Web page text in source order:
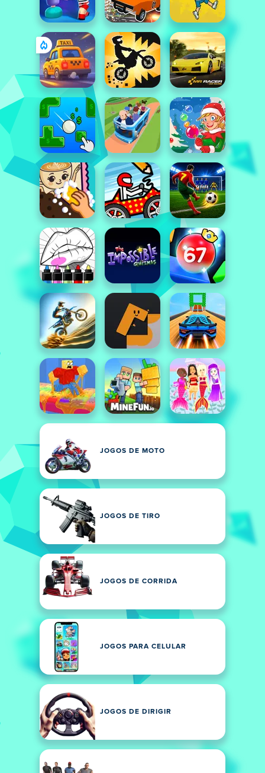
JOGOS DE MOTO
JOGOS DE TIRO
JOGOS DE CORRIDA
JOGOS PARA CELULAR
JOGOS DE DIRIGIR